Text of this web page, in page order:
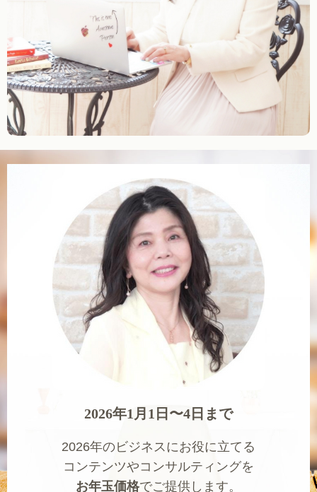
2026年1月1日〜4日まで
2026年のビジネスにお役に立てる
コンテンツやコンサルティングを
お年玉価格でご提供します。